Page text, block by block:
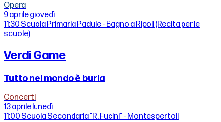
Opera
9 aprilegiovedì
11:30 Scuola Primaria Padule - Bagno a Ripoli (Recita per le
scuole)
Verdi Game
Tutto nel mondo è burla
Concerti
13 aprilelunedì
11:00 Scuola Secondaria "R. Fucini" - Montespertoli